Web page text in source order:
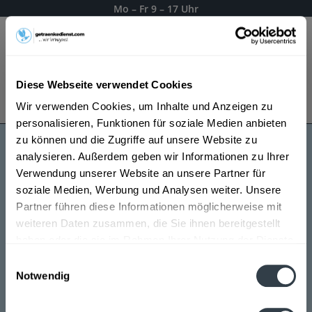
Diese Webseite verwendet Cookies
Wir verwenden Cookies, um Inhalte und Anzeigen zu
personalisieren, Funktionen für soziale Medien anbieten
zu können und die Zugriffe auf unsere Website zu
analysieren. Außerdem geben wir Informationen zu Ihrer
Verwendung unserer Website an unsere Partner für
soziale Medien, Werbung und Analysen weiter. Unsere
Partner führen diese Informationen möglicherweise mit
weiteren Daten zusammen, die Sie ihnen bereitgestellt
Notwendig
Mo – Fr 9 – 17 Uhr
Es gilt unsereDatenschutzerklärung
Gruibinger